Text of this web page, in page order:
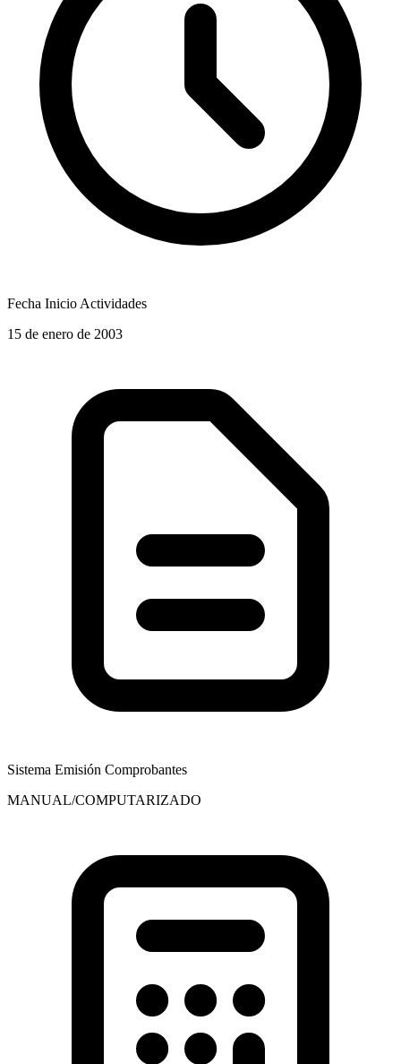
Fecha Inicio Actividades
15 de enero de 2003
Sistema Emisión Comprobantes
MANUAL/COMPUTARIZADO